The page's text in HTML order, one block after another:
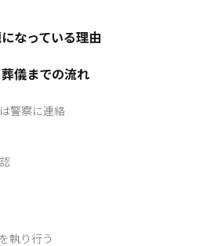
なっている理由
儀までの流れ
警察に連絡
執り行う